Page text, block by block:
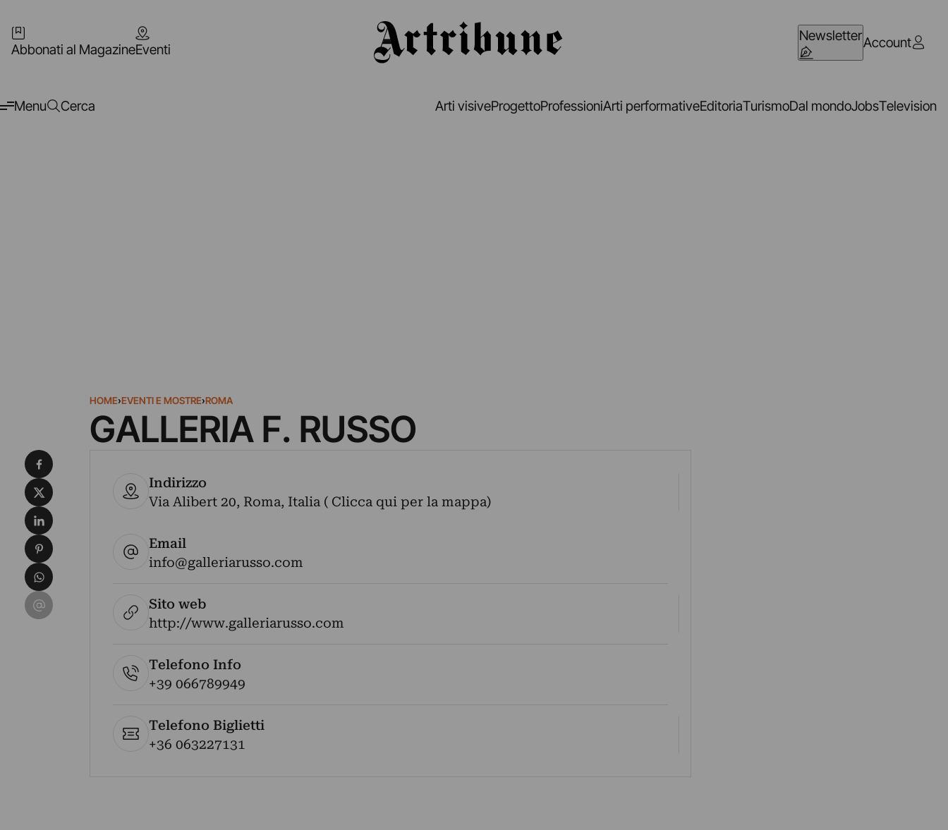
Abbonati al MagazineEventi
NewsletterAccount
Menu Cerca Arti visiveProgettoProfessioniArti performativeEditoriaTurismoDal mondoJobsTelevision
HOME›EVENTI E MOSTRE›ROMA
GALLERIA F. RUSSO
Indirizzo
Via Alibert 20, Roma, Italia ( Clicca qui per la mappa)
Email
info@galleriarusso.com
Sito web
http://www.galleriarusso.com
Telefono Info
+39 066789949
Telefono Biglietti
+36 063227131
Condividi su Facebook
Condividi su X
Condividi su LinkedIn
Condividi su Pinterest
Condividi su WhatsApp
Condividi su Email